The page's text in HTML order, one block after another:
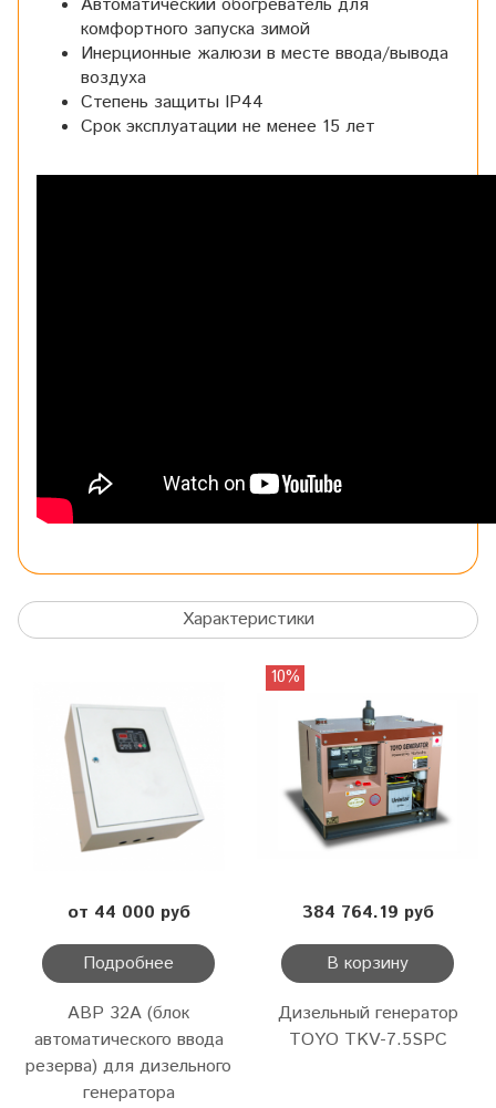
Автоматический обогреватель для
комфортного запуска зимой
Инерционные жалюзи в месте ввода/вывода
воздуха
Степень защиты IP44
Срок эксплуатации не менее 15 лет
Характеристики
от 44 000 руб
Подробнее
АВР 32А (блок
автоматического ввода
резерва) для дизельного
генератора
10%
384 764.19 руб
В корзину
Дизельный генератор
TOYO TKV-7.5SPC